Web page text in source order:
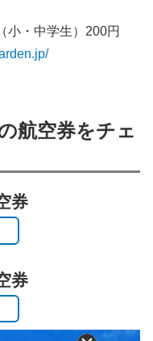
小・中学生）200円
航空券をチェ
券
券